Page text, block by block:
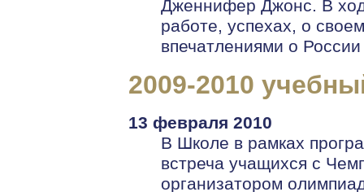
Дженнифер Джонс. В
работе, успехах, о
впечатлениями о
2009-2010
13 февраля 2010
В Школе в рамках
встреча учащихся с
организатором